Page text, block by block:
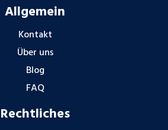
Allgemein
Kontakt
Über uns
Blog
FAQ
Rechtliches